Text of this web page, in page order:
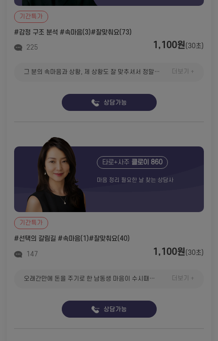
기간특가
#감정 구조 분석 #속마음(3)#잘맞춰요(73)
225 1,100원(30초)
그 분의 속마음과 상황, 제 상황도 잘 맞추셔서 정말 놀랐습니다ㅎㅎ 더보기 +
상담가능
타로+사주 클로이 860
마음 정리 필요한 날 찾는 상담사
기간특가
#선택의 갈림길 #속마음(1)#잘맞춰요(40)
147 1,100원(30초)
오래간만에 돈을 주기로 한 남동생 마음이 수시때때로 바뀌어서 급하게 상담받았습니다. 언제나 상대방을 배려하는 선생님의 태도에 마음이 편해지고 무엇보다 잘 맞추시는 리딩실력에 더욱 클로이 선생님을 찾게 됩니다. 늘 건강하세요. 또 뵈러 올께욥♡♡ 더보기 +
상담가능